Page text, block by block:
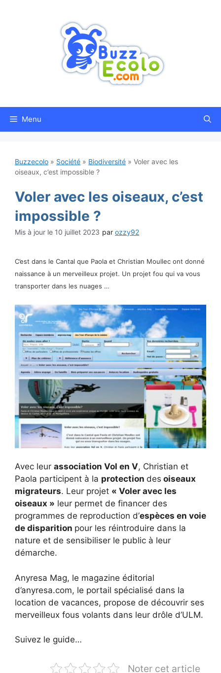
Menu
Buzzecolo » Société » Biodiversité » Voler avec les
oiseaux, c’est impossible ?
Voler avec les oiseaux, c’est
impossible ?
10 juillet 2023 par ozzy92
C’est dans le Cantal que Paola et Christian Moullec ont donné
naissance à un merveilleux projet. Un projet fou qui va vous
transporter dans les nuages …
Avec leur association Vol en V, Christian et
Paola participent à la protection des oiseaux
migrateurs. Leur projet « Voler avec les
oiseaux » leur permet de financer des
programmes de reproduction d’espèces en voie
de disparition pour les réintroduire dans la
nature et de sensibiliser le public à leur
démarche.
Anyresa Mag, le magazine éditorial
d’anyresa.com, le portail spécialisé dans la
location de vacances, propose de découvrir ses
merveilleux fous volants dans leur drôle d’ULM.
Suivez le guide…
Noter cet article